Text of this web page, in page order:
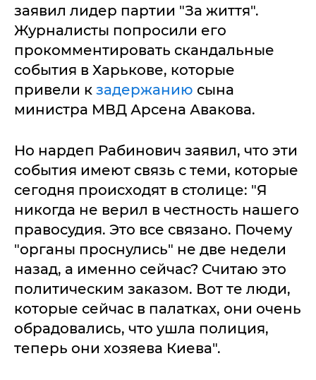
заявил лидер партии "За життя".
Журналисты попросили его
прокомментировать скандальные
события в Харькове, которые
привели к задержанию сына
министра МВД Арсена Авакова.
Но нардеп Рабинович заявил, что эти
события имеют связь с теми, которые
сегодня происходят в столице: "Я
никогда не верил в честность нашего
правосудия. Это все связано. Почему
"органы проснулись" не две недели
назад, а именно сейчас? Считаю это
политическим заказом. Вот те люди,
которые сейчас в палатках, они очень
обрадовались, что ушла полиция,
теперь они хозяева Киева".